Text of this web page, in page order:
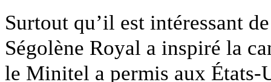
Surtout qu’il est intéressant
Ségolène Royal a inspiré la
le Minitel a permis aux États-